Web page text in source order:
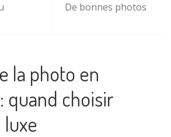
De bonnes photos
la photo en
quand choisir